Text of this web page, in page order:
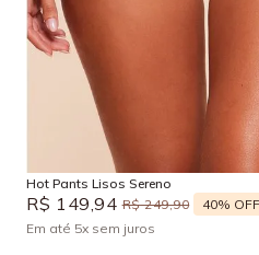
Adicionar na sacola
Hot Pants Lisos Sereno
R$ 149,94 R$ 249,90 40% OFF
Em até 5x sem juros